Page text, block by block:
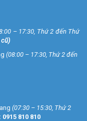
– 17:30, Thứ 2 đến Thứ
cũ)
(08:00 – 17:30, Thứ 2 đến
(07:30 – 15:30, Thứ 2
0915 810 810